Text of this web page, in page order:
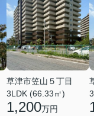
草津市笠山５丁目
3LDK (66.33㎡)
1,200万円